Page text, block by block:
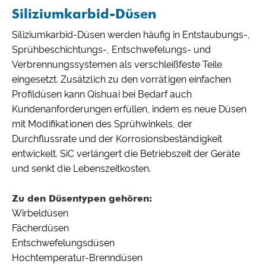
Siliziumkarbid-Düsen
Siliziumkarbid-Düsen werden häufig in Entstaubungs-,
Sprühbeschichtungs-, Entschwefelungs- und
Verbrennungssystemen als verschleißfeste Teile
eingesetzt. Zusätzlich zu den vorrätigen einfachen
Profildüsen kann Qishuai bei Bedarf auch
Kundenanforderungen erfüllen, indem es neue Düsen
mit Modifikationen des Sprühwinkels, der
Durchflussrate und der Korrosionsbeständigkeit
entwickelt. SiC verlängert die Betriebszeit der Geräte
und senkt die Lebenszeitkosten.
Zu den Düsentypen gehören:
Wirbeldüsen
Fächerdüsen
Entschwefelungsdüsen
Hochtemperatur-Brenndüsen